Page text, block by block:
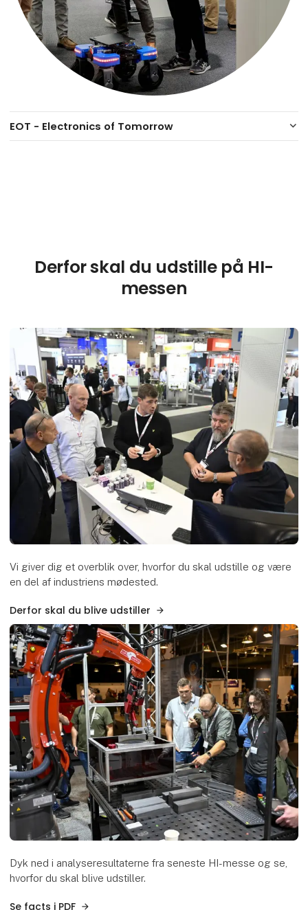
EOT - Electronics of Tomorrow keyboard_arrow_down
Derfor skal du udstille på HI-
messen
Vi giver dig et overblik over, hvorfor du skal udstille og være
en del af industriens mødested.
Derfor skal du blive udstiller
Dyk ned i analyseresultaterne fra seneste HI-messe og se,
hvorfor du skal blive udstiller.
Se facts i PDF